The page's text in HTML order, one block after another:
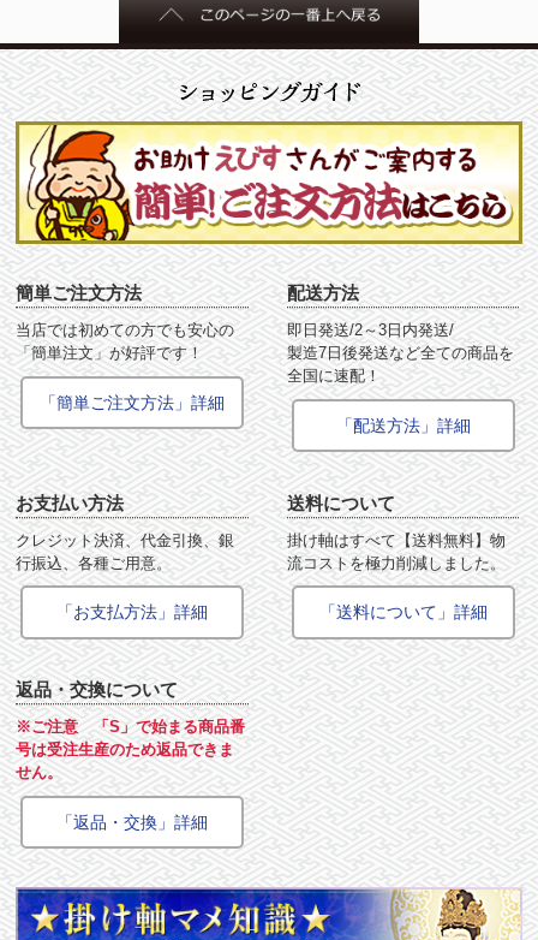
簡単ご注文方法
当店では初めての方でも安心の
「簡単注文」が好評です！
「簡単ご注文方法」詳細
配送方法
即日発送/2～3日内発送/
製造7日後発送など全ての商品を
全国に速配！
「配送方法」詳細
お支払い方法
クレジット決済、代金引換、銀
行振込、各種ご用意。
「お支払方法」詳細
送料について
掛け軸はすべて【送料無料】物
流コストを極力削減しました。
「送料について」詳細
返品・交換について
※ご注意 「S」で始まる商品番
号は受注生産のため返品できま
せん。
「返品・交換」詳細